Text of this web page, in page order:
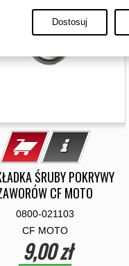
ŚRUBY POKRYWY
CF MOTO
0800-021103
CF MOTO
9,00 zł
Dostosuj